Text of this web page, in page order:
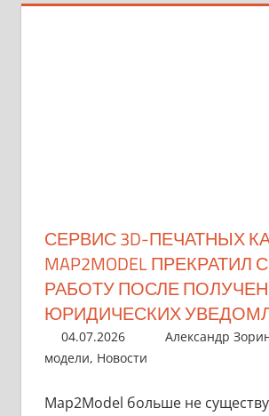
СЕРВИС 3D-ПЕЧАТНЫХ
MAP2MODEL ПРЕКРАТИЛ
РАБОТУ ПОСЛЕ
ЮРИДИЧЕСКИХ
04.07.2026 Александр
модели, Новости
Map2Model больше не